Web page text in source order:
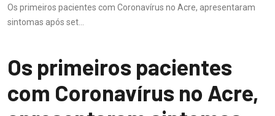
Os primeiros pacientes com Coronavírus no Acre, apresentaram
sintomas após set...
Os primeiros pacientes
com Coronavírus no Acre,